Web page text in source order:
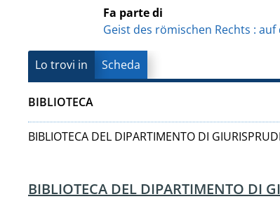
documento
Fa parte di
Geist des römischen Rechts :
Lo trovi in Scheda
BIBLIOTECA
BIBLIOTECA DEL DIPARTIMENTO DI
BIBLIOTECA DEL DIPARTIMENTO DI